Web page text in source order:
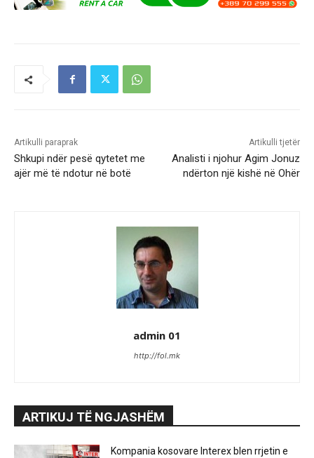
Artikulli paraprak
Shkupi ndër pesë qytetet me
ajër më të ndotur në botë
Artikulli tjetër
Analisti i njohur Agim Jonuz
ndërton një kishë në Ohër
admin 01
http://fol.mk
ARTIKUJ TË NGJASHËM
Kompania kosovare Interex blen rrjetin e